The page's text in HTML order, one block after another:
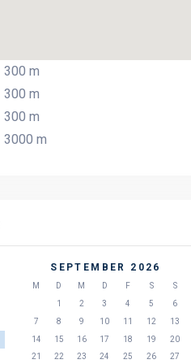
300 m
300 m
300 m
3000 m
SEPTEMBER 2026
M D M D F S
S
1
2 3 4 5
6
7
8 9 10 11 12
13
14
15 16 17 18 19
20
21
22 23 24 25 26 27